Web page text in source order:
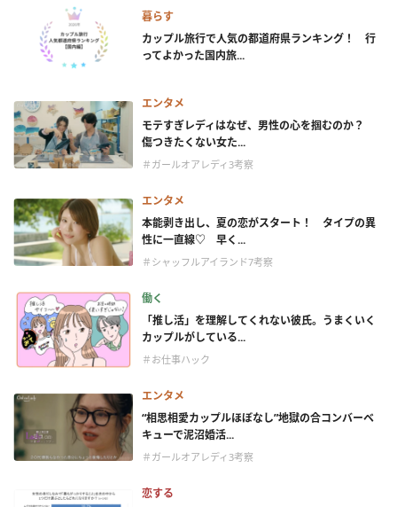
暮らす
カップル旅行で人気の都道府県ランキング！ 行
ってよかった国内旅...
エンタメ
モテすぎレディはなぜ、男性の心を掴むのか？
傷つきたくない女た...
＃ガールオアレディ3考察
エンタメ
本能剥き出し、夏の恋がスタート！ タイプの異
性に一直線♡ 早く...
＃シャッフルアイランド7考察
働く
「推し活」を理解してくれない彼氏。うまくいく
カップルがしている...
＃お仕事ハック
エンタメ
“相思相愛カップルほぼなし”地獄の合コンバーベ
キューで泥沼婚活...
＃ガールオアレディ3考察
恋する